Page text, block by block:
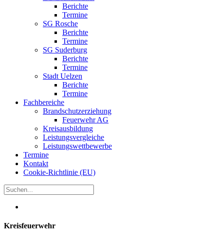
Berichte
Termine
SG Rosche
Berichte
Termine
SG Suderburg
Berichte
Termine
Stadt Uelzen
Berichte
Termine
Fachbereiche
Brandschutzerziehung
Feuerwehr AG
Kreisausbildung
Leistungsvergleiche
Leistungswettbewerbe
Termine
Kontakt
Cookie-Richtlinie (EU)
Kreisfeuerwehr